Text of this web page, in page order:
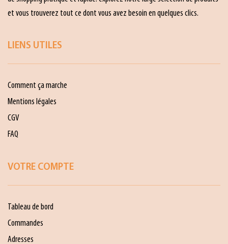
et vous trouverez tout ce dont vous avez besoin en quelques clics.
LIENS UTILES
Comment ça marche
Mentions légales
CGV
FAQ
VOTRE COMPTE
Tableau de bord
Commandes
Adresses